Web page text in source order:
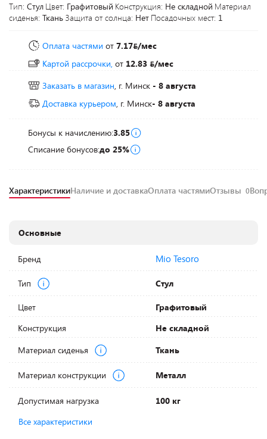
Тип: Стул Цвет: Графитовый Конструкция: Не складной Материал
сиденья: Ткань Защита от солнца: Нет Посадочных мест: 1
Оплата частями от 7.17 /мес
Картой рассрочки, от 12.83
/мес
Заказать в магазин, г. Минск - 8 августа
Доставка курьером, г. Минск- 8 августа
Бонусы к начислению:3.85
Списание бонусов:до 25%
ХарактеристикиНаличие и доставкаОплата частямиОтзывы 0
Основные
Бренд Mio Tesoro
Тип Стул
Цвет
Графитовый
Конструкция
Не складной
Материал сиденья
Ткань
Материал конструкции Металл
Допустимая нагрузка
100 кг
Все характеристики